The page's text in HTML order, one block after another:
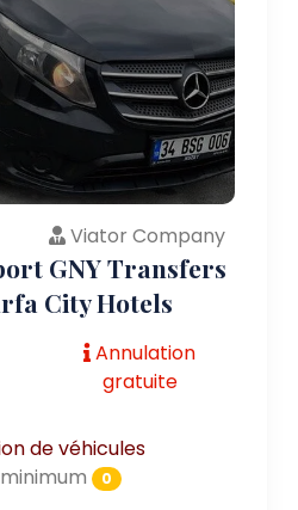
Viator Company
GNY Transfers
City Hotels
Annulation
gratuite
de véhicules
0